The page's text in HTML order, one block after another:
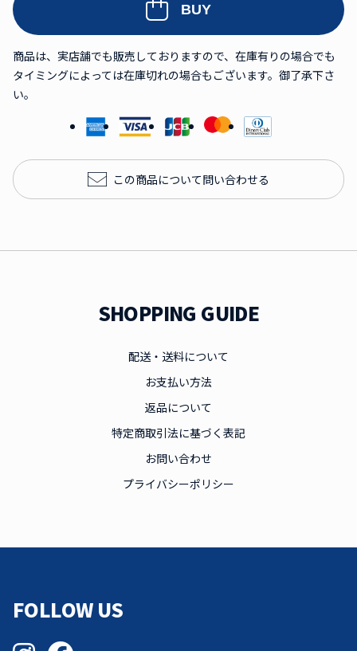
BUY
商品は、実店舗でも販売しておりますので、在庫有りの場合でも
タイミングによっては在庫切れの場合もございます。御了承下さ
い。
この商品について問い合わせる
SHOPPING GUIDE
配送・送料について
お支払い方法
返品について
特定商取引法に基づく表記
お問い合わせ
プライバシーポリシー
FOLLOW US